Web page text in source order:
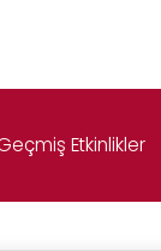
Etkinlikler